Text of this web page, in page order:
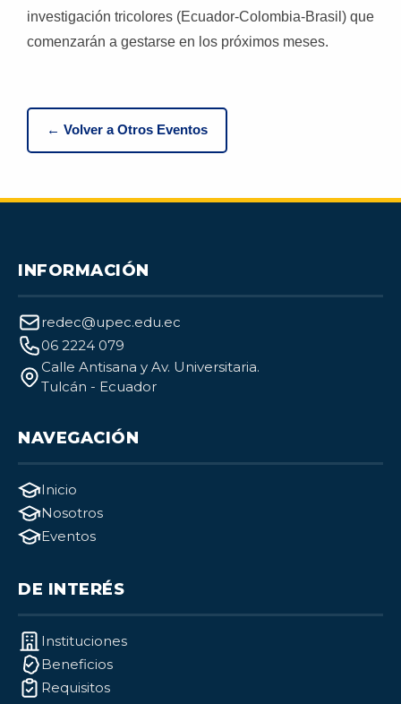
investigación tricolores (Ecuador-Colombia-Brasil) que
comenzarán a gestarse en los próximos meses.
← Volver a Otros Eventos
INFORMACIÓN
redec@upec.edu.ec
06 2224 079
Calle Antisana y Av. Universitaria.
Tulcán - Ecuador
NAVEGACIÓN
Inicio
Nosotros
Eventos
DE INTERÉS
Instituciones
Beneficios
Requisitos